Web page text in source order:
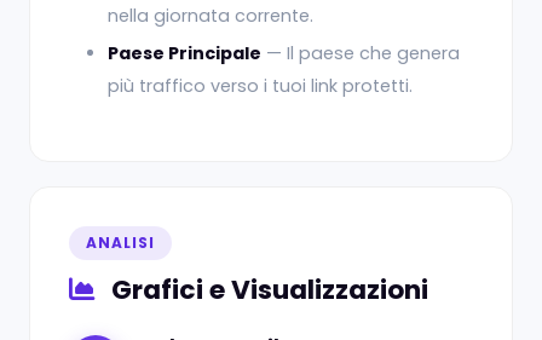
nella giornata corrente.
Paese Principale — Il paese che genera
più traffico verso i tuoi link protetti.
ANALISI
Grafici e Visualizzazioni